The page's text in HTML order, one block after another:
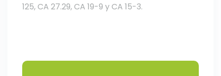
125, CA 27.29, CA 19-9 y CA 15-3.